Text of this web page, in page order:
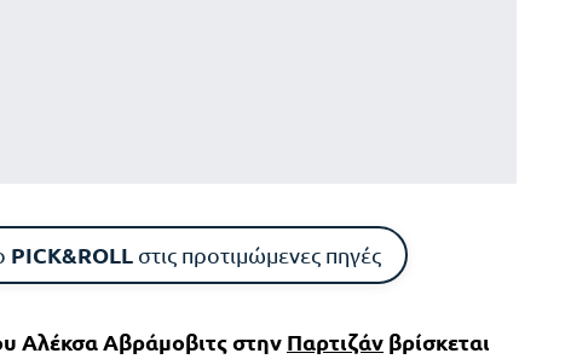
PICK&ROLLστις προτιμώμενες πηγές
Αλέκσα Αβράμοβιτς στην Παρτιζάν βρίσκεται